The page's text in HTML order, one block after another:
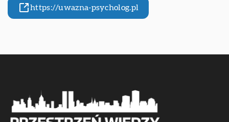
https://uwazna-psycholog.pl